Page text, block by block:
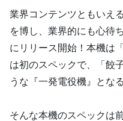
業界コンテンツともいえ
を博し、業界的にも心待
にリリース開始！本機は
は初のスペックで、「餃
うな『一発電役機』となる
そんな本機のスペックは